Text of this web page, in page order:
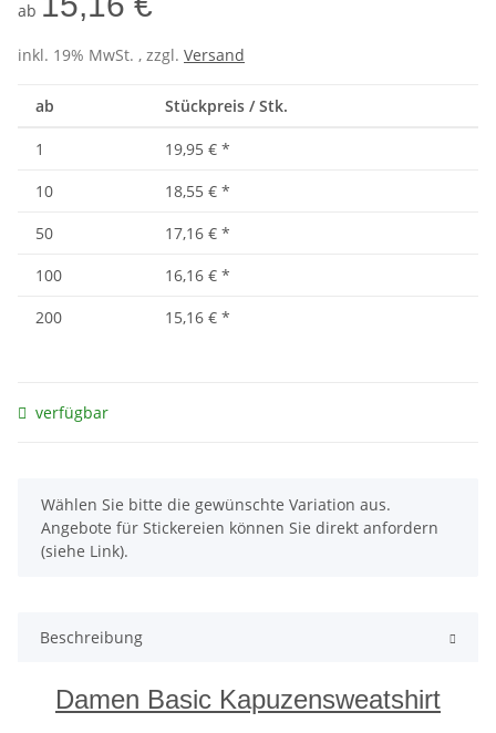
ab
inkl. 19% MwSt. , zzgl. Versand
ab Stückpreis / Stk.
1 19,95 € *
10
18,55 € *
50
17,16 € *
100
16,16 € *
200
15,16 € *
verfügbar
x
Wählen Sie bitte die gewünschte Variation aus.
Angebote für Stickereien können Sie direkt anfordern
(siehe Link).
Beschreibung
Damen Basic Kapuzensweatshirt